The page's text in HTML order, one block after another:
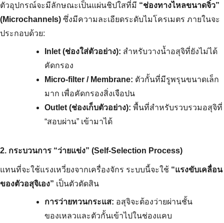
ตัวอุปกรณ์จะมีลักษณะเป็นแผ่นชิปใสที่มี “ช่องทางไหลขนาดจิ๋ว”
(Microchannels) ซึ่งมีความละเอียดระดับไมโครเมตร ภายในจะ
ประกอบด้วย:
Inlet (ช่องใส่ตัวอย่าง): สำหรับวางน้ำอสุจิที่ยังไม่ได้
คัดกรอง
Micro-filter / Membrane: ตัวกั้นที่มีรูพรุนขนาดเล็ก
มาก เพื่อคัดกรองสิ่งเจือปน
Outlet (ช่องเก็บตัวอย่าง): พื้นที่สำหรับรวบรวมอสุจิที่
“สอบผ่าน” เข้ามาได้
2. กระบวนการ “ว่ายแข่ง” (Self-Selection Process)
แทนที่จะใช้แรงเหวี่ยงจากเครื่องจักร ระบบนี้จะใช้ “แรงขับเคลื่อน
ของตัวอสุจิเอง” เป็นตัวตัดสิน
การว่ายทวนกระแส: อสุจิจะต้องว่ายผ่านชั้น
ของเหลวและตัวกั้นเข้าไปในช่องแคบ